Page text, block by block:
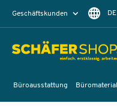
Geschäftskunden DE
Büroausstattung Büromaterial